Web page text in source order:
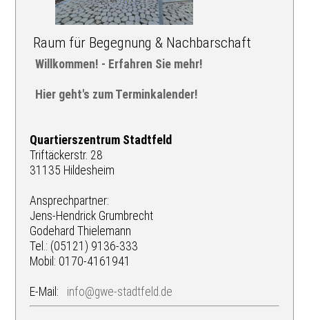
Raum für Begegnung & Nachbarschaft
Willkommen! - Erfahren Sie mehr!
Hier geht's zum Terminkalender!
Quartierszentrum Stadtfeld
Triftäckerstr. 28
31135 Hildesheim
Ansprechpartner:
Jens-Hendrick Grumbrecht
Godehard Thielemann
Tel.: (05121) 9136-333
Mobil: 0170-4161941
E-Mail: info@gwe-stadtfeld.de